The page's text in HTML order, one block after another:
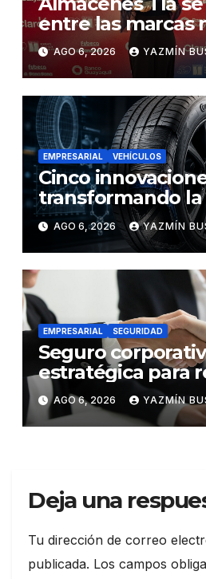
entre las marcas
influyentes del
AGO 6, 2026 YAZMÍN
EMPRESARIAL VEHÍCULOS
Cinco
transformando
los neumáticos y
futuro de la
AGO 6, 2026 YAZMÍN
EMPRESARIAL SEGURIDAD
Seguro
estratégica para
talento en
AGO 6, 2026 YAZMÍN
Deja una
Tu dirección de correo
publicada. Los campos